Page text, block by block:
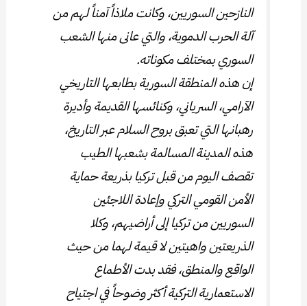
النازحين السوريين، وكانت ملاذاً آمناً لهم من
آلة الحرب الدموية، والتي عانى منها الشعب
السوري بمختلف مكوناته.
إن هذه المنطقة السورية بطابعها التاريخي
الآرامي، السرياني، وكنائسها القديمة وأديرة
رهبانها التي تعبق بروح السلام عبر التاريخ،
هذه المدينة المسالمة بشعبها الطيب
تقصف اليوم من قبل تركيا بذريعة حماية
الأمن القومي التركي وإعادة اللاجئين
السوريين من تركيا إلى أراضيهم، وكلا
الذريعتين واهيتين لا قيمة لهما من حيث
الواقع والمنطق، فقد بدت الأطماع
الاستعمارية التركية أكثر وضوحاً في اجتياح